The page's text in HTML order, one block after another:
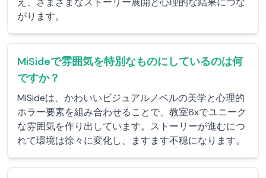
がります。
MiSideで雰囲気を特別なものにしているのは何
ですか？
MiSideは、かわいいビジュアルノベルの美学と心理的
ホラー要素を組み合わせることで、教室6xでユニーク
な雰囲気を作り出しています。ストーリーが進むにつ
れて環境は徐々に変化し、ますます不穏になります。